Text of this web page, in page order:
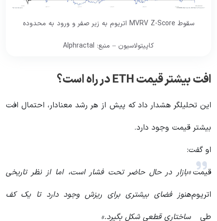
سقوط MVRV Z-Score اتریوم به زیر صفر و ورود به محدوده
کاپیتولاسیون – منبع: Alphractal
افت بیشتر قیمت ETH در راه است؟
این تحلیلگر هشدار داد که پیش از هر رشد معنادار، احتمال افت
بیشتر قیمت وجود دارد.
او گفت:
«بازار در حال حاضر تحت فشار است، اما از نظر تاریخی
هنوز فضای بیشتری برای ریزش وجود دارد تا یک کف
ساختاری قطعی شکل بگیرد.»
قیمت
اتریوم
طی